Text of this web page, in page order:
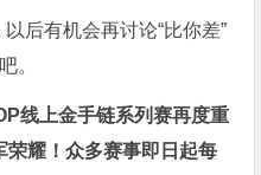
后有机会再讨论“比你差”
。
线上金手链系列赛再度重
荣耀！众多赛事即日起每